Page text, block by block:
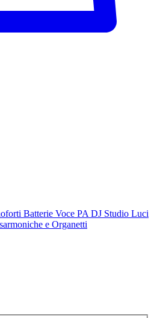
Batterie Voce PA DJ Studio Luci
e Organetti